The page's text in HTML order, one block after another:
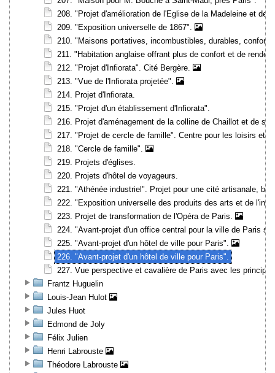
208. "Projet d'amélioration de l'Eglise de la Madeleine et de
209. "Exposition universelle de 1867".
210. "Maisons portatives, incombustibles, durables,
211. "Habitation anglaise offrant plus de confort et de
212. "Projet d'Infiorata". Cité Bergère.
213. "Vue de l'Infiorata projetée".
214. Projet d'Infiorata.
215. "Projet d'un établissement d'Infiorata".
216. Projet d'aménagement de la colline de Chaillot et de
217. "Projet de cercle de famille". Centre pour les loisirs et
218. "Cercle de famille".
219. Projets d'églises.
220. Projets d'hôtel de voyageurs.
221. "Athénée industriel". Projet pour une cité artisanale,
222. "Exposition universelle des produits des arts et de
223. Projet de transformation de l'Opéra de Paris.
224. "Avant-projet d'un office central pour la ville de Paris
225. "Avant-projet d'un hôtel de ville pour Paris".
226. "Avant-projet d'un hôtel de ville pour Paris".
227. Vue perspective et cavalière de Paris avec les
Frantz Huguelin
Louis-Jean Hulot
Jules Huot
Edmond de Joly
Félix Julien
Henri Labrouste
Théodore Labrouste